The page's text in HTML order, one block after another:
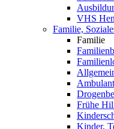
VHS
Familie,
Familie
Frühe
Kinder,